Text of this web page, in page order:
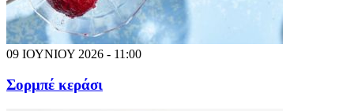
09 ΙΟΥΝΙΟΥ 2026 - 11:00
Σορμπέ κεράσι